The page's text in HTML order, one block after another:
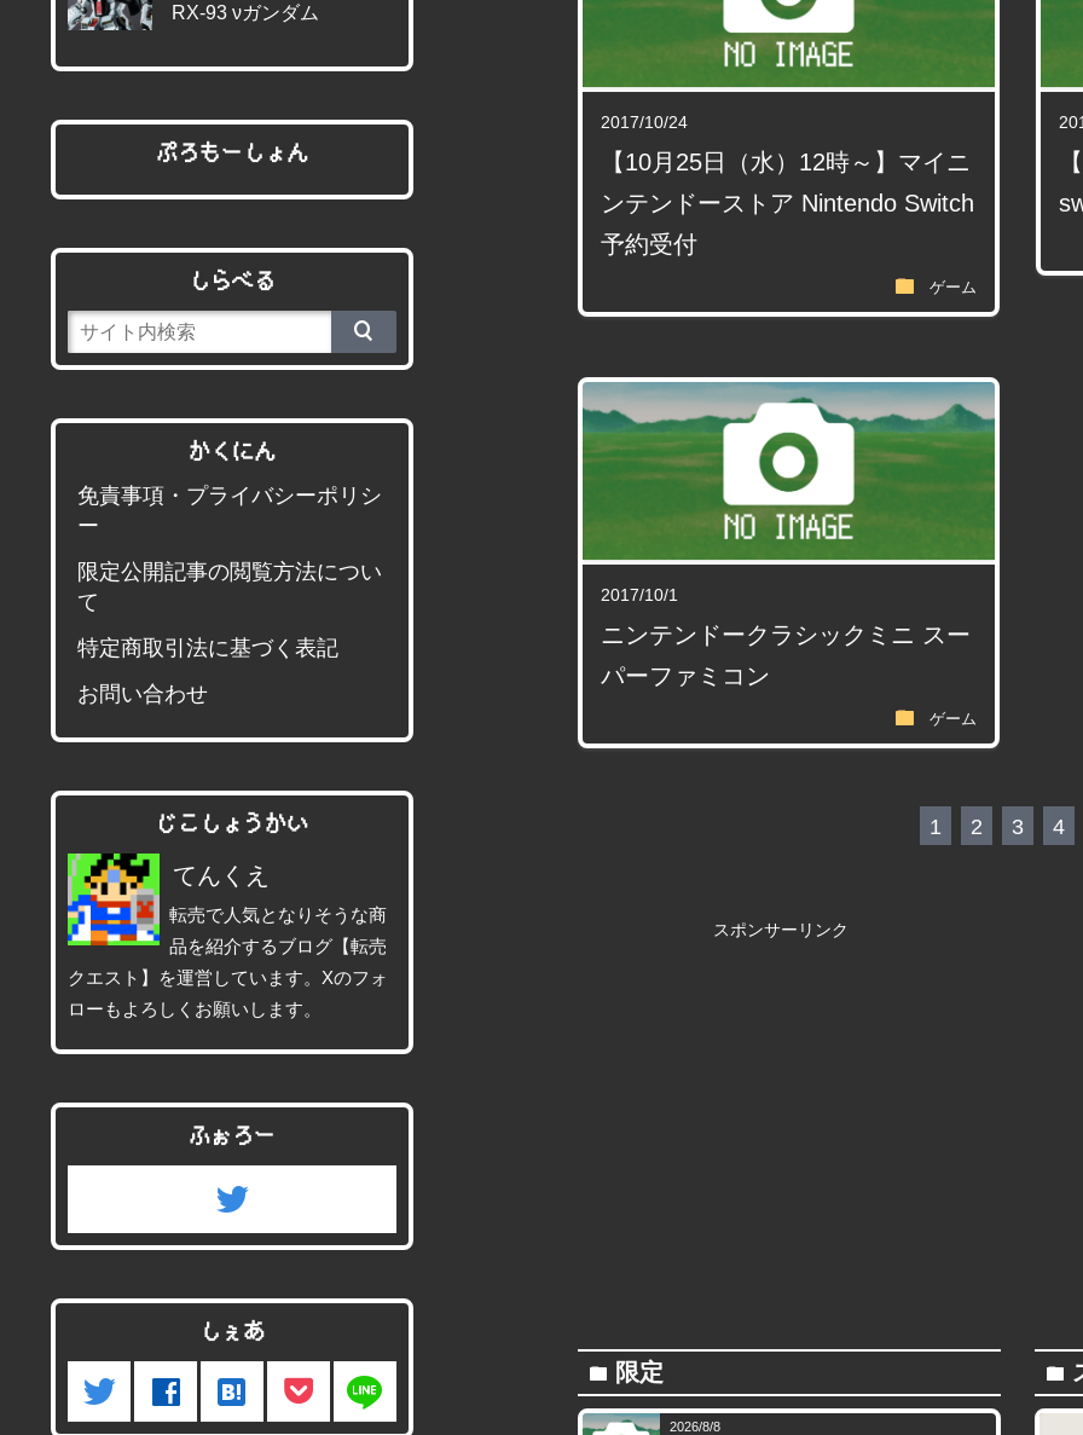
2017/10/24
【10月25日（水）12時～】マイニ
ンテンドーストア Nintendo Switch
予約受付
folder ゲーム
2017/10/1
ニンテンドークラシックミニ スー
パーファミコン
folder ゲーム
1 2 3 4
スポンサーリンク
folder 限定
2026/8/8
folder
RX-93 νガンダム
ぷろもーしょん
しらべる
かくにん
免責事項・プライバシーポリシ
ー
限定公開記事の閲覧方法につい
て
特定商取引法に基づく表記
お問い合わせ
じこしょうかい
てんくえ
転売で人気となりそうな商
品を紹介するブログ【転売
クエスト】を運営しています。Xのフォ
ローもよろしくお願いします。
ふぉろー
twitter
しぇあ
twitter facebook hatenabookmark line